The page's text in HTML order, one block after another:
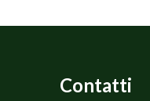
Contatti